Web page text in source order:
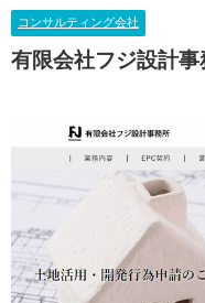
コンサルティング会社
有限会社フジ設計事